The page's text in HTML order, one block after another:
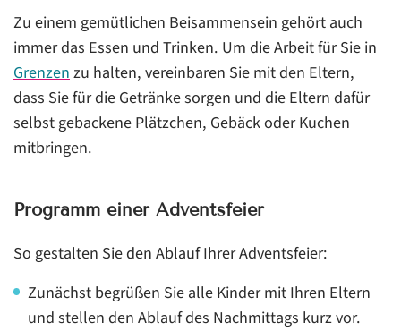
Zu einem gemütlichen Beisammensein gehört auch
immer das Essen und Trinken. Um die Arbeit für Sie in
Grenzenzu halten, vereinbaren Sie mit den Eltern,
dass Sie für die Getränke sorgen und die Eltern dafür
selbst gebackene Plätzchen, Gebäck oder Kuchen
mitbringen.
Programm einer Adventsfeier
So gestalten Sie den Ablauf Ihrer Adventsfeier:
Zunächst begrüßen Sie alle Kinder mit Ihren Eltern
und stellen den Ablauf des Nachmittags kurz vor.